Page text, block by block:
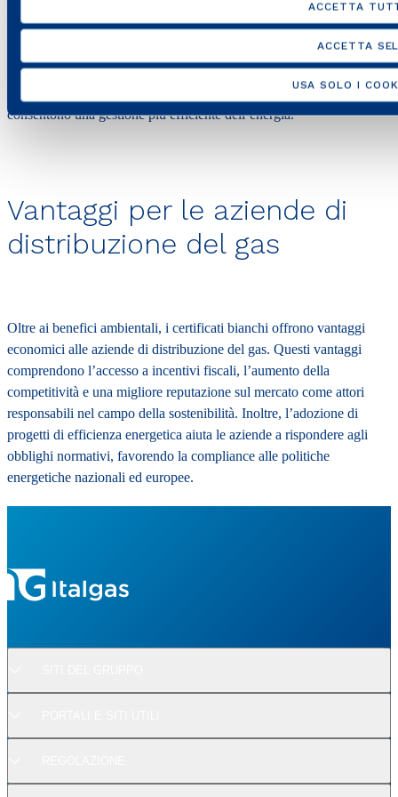
ACCETTA
ACCETTA
USA SOLO I
certificati bianchi attraverso progetti che migliorano l’efficienza dei
sistemi di distribuzione, l’ottimizzazione del consumo domestico o
l’adozione di tecnologie a bassa emissione. Un esempio concreto
potrebbe essere l’installazione di sistemi di misurazione e
monitoraggio intelligenti, che riducono le perdite di gas e
consentono una gestione più efficiente dell’energia.
Vantaggi per le aziende di
distribuzione del gas
Oltre ai benefici ambientali, i certificati bianchi offrono vantaggi
economici alle aziende di distribuzione del gas. Questi vantaggi
comprendono l’accesso a incentivi fiscali, l’aumento della
competitività e una migliore reputazione sul mercato come attori
responsabili nel campo della sostenibilità. Inoltre, l’adozione di
progetti di efficienza energetica aiuta le aziende a rispondere agli
obblighi normativi, favorendo la compliance alle politiche
energetiche nazionali ed europee.